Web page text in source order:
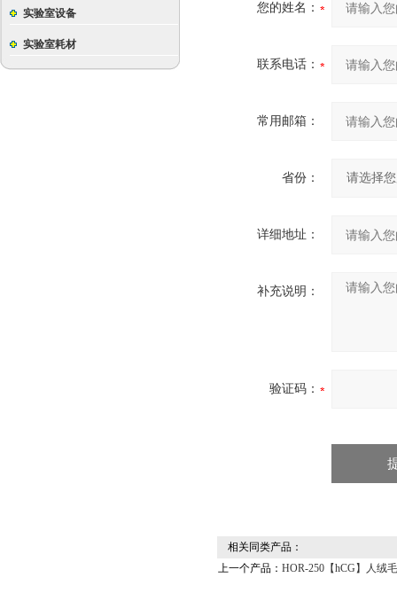
实验室设备
实验室耗材
您的姓名：
联系电话：
常用邮箱：
省份：
详细地址：
补充说明：
验证码：
相关同类产品：
上一个产品： HOR-250【hCG】人绒